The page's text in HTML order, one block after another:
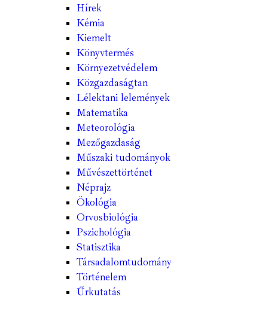
Hírek
Kémia
Kiemelt
Könyvtermés
Környezetvédelem
Közgazdaságtan
Lélektani lelemények
Matematika
Meteorológia
Mezőgazdaság
Műszaki tudományok
Művészettörténet
Néprajz
Ökológia
Orvosbiológia
Pszichológia
Statisztika
Társadalomtudomány
Történelem
Űrkutatás